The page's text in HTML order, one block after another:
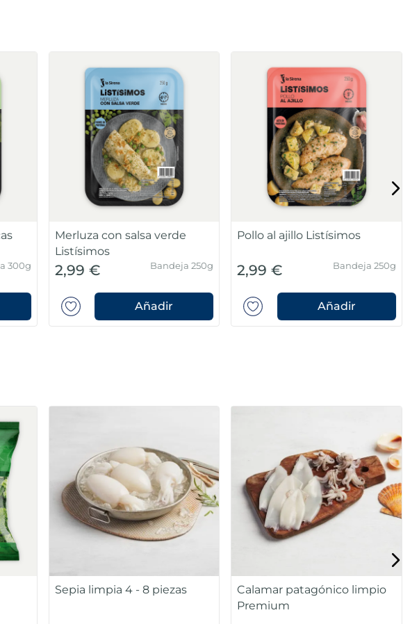
300g
Merluza con salsa verde
Listísimos
2,99 € Bandeja 250g
Añadir
Pollo al ajillo Listísimos
2,99 € Bandeja 250g
Añadir
Sepia limpia 4 - 8 piezas
Calamar patagónico limpio
Premium